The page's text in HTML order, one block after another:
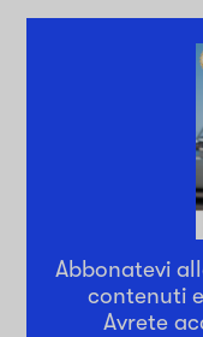
Abbonatevi
contenuti
Avrete